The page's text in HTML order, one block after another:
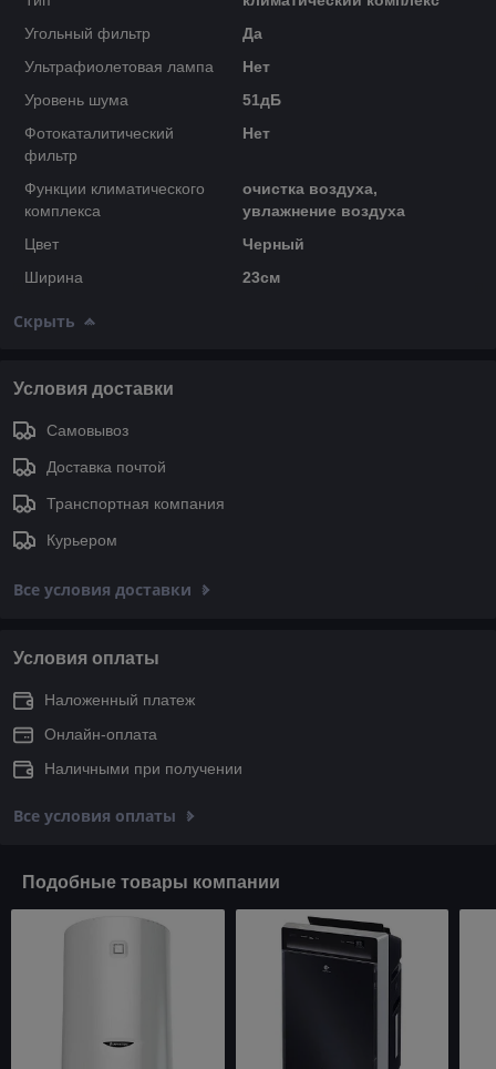
Угольный фильтр
Да
Ультрафиолетовая лампа
Нет
Уровень шума
51дБ
Фотокаталитический
фильтр
Нет
Функции климатического
комплекса
очистка воздуха,
увлажнение воздуха
Цвет
Черный
Ширина
23см
Скрыть
Условия доставки
Самовывоз
Доставка почтой
Транспортная компания
Курьером
Все условия доставки
Условия оплаты
Наложенный платеж
Онлайн-оплата
Наличными при получении
Все условия оплаты
Подобные товары компании